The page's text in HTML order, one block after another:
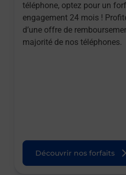
téléphone, optez pour un
engagement 24 mois !
d’une offre de
majorité de nos téléphones.
Découvrir nos forfaits